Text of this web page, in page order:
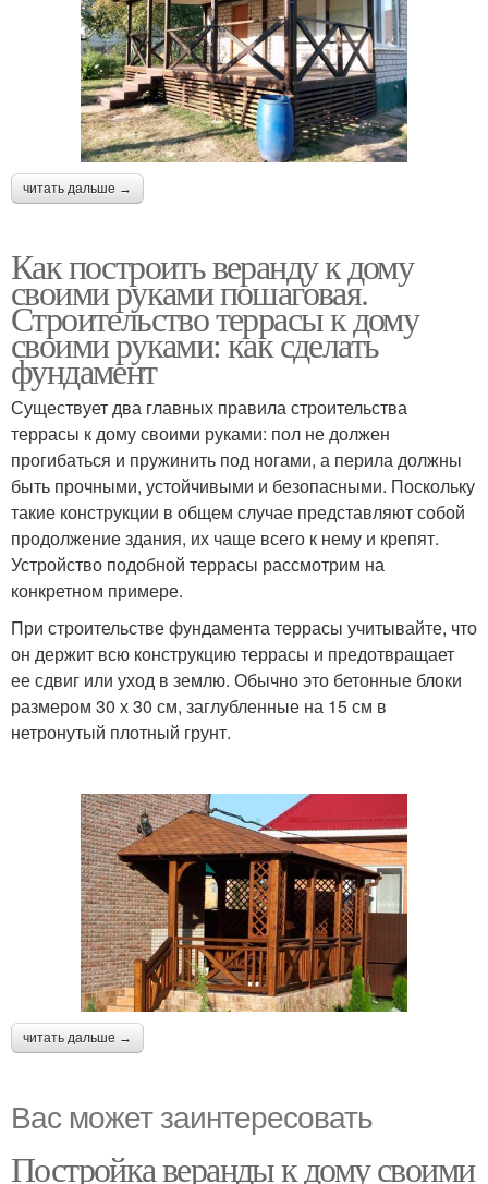
читать дальше →
Как построить веранду к дому
своими руками пошаговая.
Строительство террасы к дому
своими руками: как сделать
фундамент
Существует два главных правила строительства
террасы к дому своими руками: пол не должен
прогибаться и пружинить под ногами, а перила должны
быть прочными, устойчивыми и безопасными. Поскольку
такие конструкции в общем случае представляют собой
продолжение здания, их чаще всего к нему и крепят.
Устройство подобной террасы рассмотрим на
конкретном примере.
При строительстве фундамента террасы учитывайте, что
он держит всю конструкцию террасы и предотвращает
ее сдвиг или уход в землю. Обычно это бетонные блоки
размером 30 х 30 см, заглубленные на 15 см в
нетронутый плотный грунт.
читать дальше →
Вас может заинтересовать
Постройка веранды к дому своими